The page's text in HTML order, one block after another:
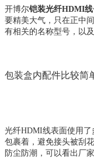
开博尔铠装光纤HDMI线
要精美大气，只在正中
有相关的名称型号，以
包装盒内配件比较简
光纤HDMI线表面使用
包裹着，避免接头被刮
防尘防潮，可以看出厂家